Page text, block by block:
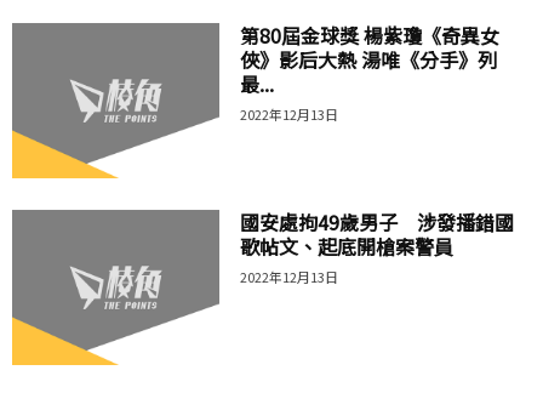
第80屆金球獎 楊紫瓊《奇異女
俠》影后大熱 湯唯《分手》列
最...
2022年12月13日
國安處拘49歲男子 涉發播錯國
歌帖文、起底開槍案警員
2022年12月13日